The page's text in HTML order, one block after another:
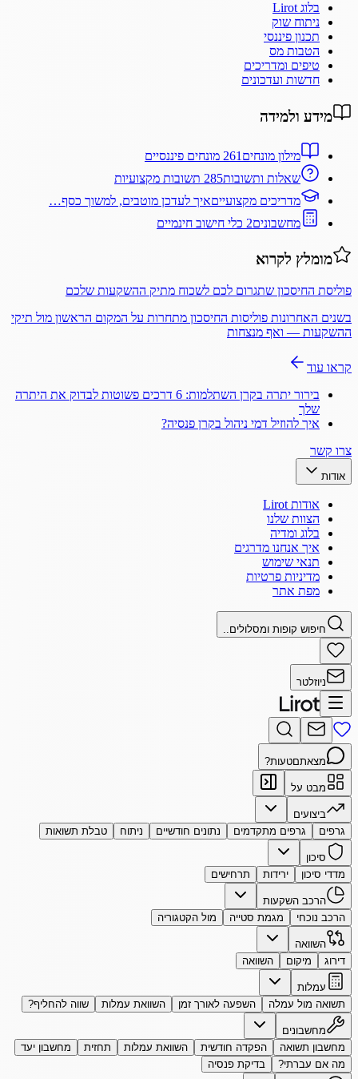
בלוג Lirot
ניתוח שוק
תכנון פיננסי
הטבות מס
טיפים ומדריכים
חדשות ועדכונים
מידע ולמידה
מילון מונחים 261 מונחים פיננסיים
שאלות ותשובות285 תשובות מקצועיות
מדריכים מקצועייםאיך לעדכן מוטבים, למשוך כסף…
מחשבונים2 כלי חישוב חינמיים
מומלץ לקרוא
פוליסת החיסכון שתגרום לכם לשכוח מתיק ההשקעות שלכם
בשנים האחרונות פוליסות החיסכון מתחרות על המקום הראשון מול תיקי
ההשקעות — ואף מנצחות
קראו עוד
בירור יתרה בקרן השתלמות: 6 דרכים פשוטות לבדוק את היתרה
שלך
איך להוזיל דמי ניהול בקרן פנסיה?
צרו קשר
אודות
אודות Lirot
הצוות שלנו
בלוג ומדיה
איך אנחנו מדרגים
תנאי שימוש
מדיניות פרטיות
מפת אתר
חיפוש קופות ומסלולים..
ניוזלטר
מצאתםטעות?
מבט על
ביצועים
גרפים
גרפים מתקדמים נתונים חודשיים ניתוח טבלת תשואות
סיכון
מדדי סיכון
ירידות תרחישים
הרכב השקעות
הרכב נוכחי
מגמת סטייה מול הקטגוריה
השוואה
דירוג
מיקום השוואה
עמלות
תשואה מול עמלה
השפעה לאורך זמן השוואת עמלות שווה להחליף?
מחשבונים
מחשבון תשואה
הפקדה חודשית השוואת עמלות תחזית
מחשבון יעד
מה אם עברתי?
בדיקת פנסיה